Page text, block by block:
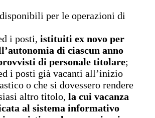
per le operazioni di
i posti, istituiti ex novo per
di ciascun anno
di personale titolare;
i posti già vacanti all’inizio
o che si dovessero rendere
altro titolo, la cui vacanza
al sistema informativo